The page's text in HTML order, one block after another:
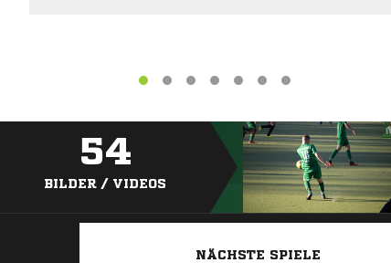
54
BILDER / VIDEOS
NÄCHSTE SPIELE